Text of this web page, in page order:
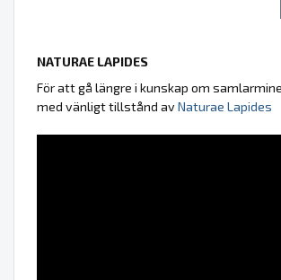
NATURAE LAPIDES
För att gå längre i kunskap om
med vänligt tillstånd avNaturae Lapides